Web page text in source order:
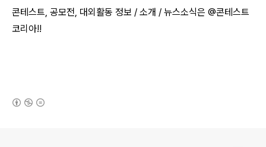
콘테스트, 공모전, 대외활동 정보 / 소개 / 뉴스소식은 @콘테스트
코리아!!